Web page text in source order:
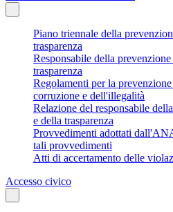
Piano triennale della
trasparenza
Responsabile della
trasparenza
Regolamenti per la
corruzione e dell'illegalità
Relazione del responsabile
e della trasparenza
Provvedimenti adottati
tali provvedimenti
Atti di accertamento delle
Accesso civico